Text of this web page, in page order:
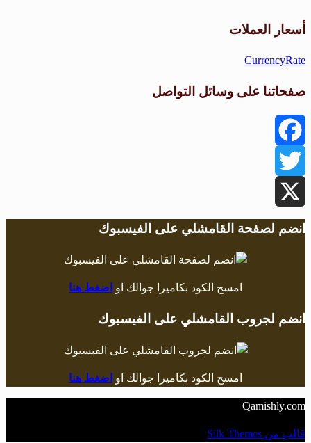
أسعار العملات
CurrencyRate
صفحاتنا على وسائل التواصل
Facebook
Twitter
X
انضم لصفحة القامشلي على الفيسبوك
امسح الكود بكاميرا جوالك او اضغط هنا
انضم لجروب القامشلي على الفيسبوك
امسح الكود بكاميرا جوالك او اضغط هنا
Qamishly.com
قالب من Silk Themes